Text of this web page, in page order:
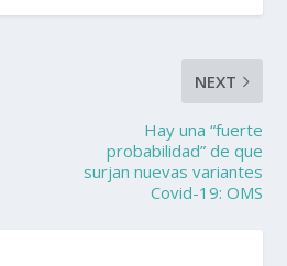
NEXT
Hay una “fuerte
probabilidad” de que
surjan nuevas variantes
Covid-19: OMS